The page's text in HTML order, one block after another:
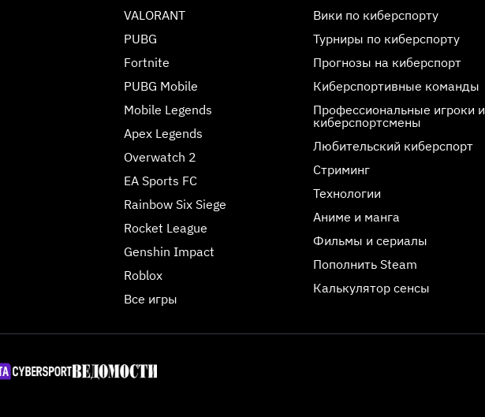
VALORANT
PUBG
Fortnite
PUBG Mobile
Mobile Legends
Apex Legends
Overwatch 2
EA Sports FC
Rainbow Six Siege
Rocket League
Genshin Impact
Roblox
Все игры
Вики по киберспорту
Турниры по киберспорту
Прогнозы на киберспорт
Киберспортивные команды
Профессиональные игроки и
киберспортсмены
Любительский киберспорт
Стриминг
Технологии
Аниме и манга
Фильмы и сериалы
Пополнить Steam
Калькулятор сенсы